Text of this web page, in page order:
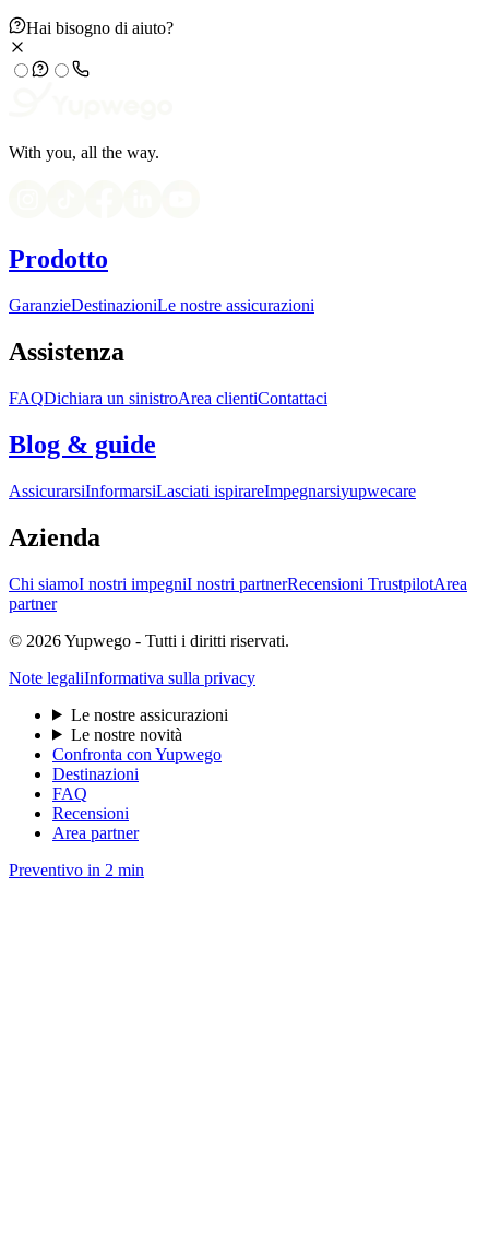
Hai bisogno di aiuto?
With you, all the way.
Prodotto
GaranzieDestinazioniLe nostre assicurazioni
Assistenza
FAQDichiara un sinistroArea clientiContattaci
Blog & guide
AssicurarsiInformarsiLasciati ispirareImpegnarsiyupwecare
Azienda
Chi siamoI nostri impegniI nostri partnerRecensioni TrustpilotArea
partner
© 2026 Yupwego - Tutti i diritti riservati.
Note legaliInformativa sulla privacy
Le nostre assicurazioni
Le nostre novità
Confronta con Yupwego
Destinazioni
FAQ
Recensioni
Area partner
Preventivo in 2 min